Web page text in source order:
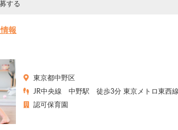
する
報
東京都中野区
JR中央線 中野駅 徒歩3分 東京メトロ東西
認可保育園